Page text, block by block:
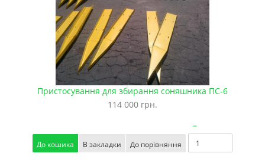
Пристосування для збирання соняшника ПС-6
114 000 грн.
До кошика В закладки До порівняння
–